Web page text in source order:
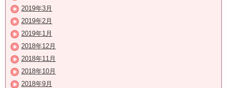
2019年3月
2019年2月
2019年1月
2018年12月
2018年11月
2018年10月
2018年9月